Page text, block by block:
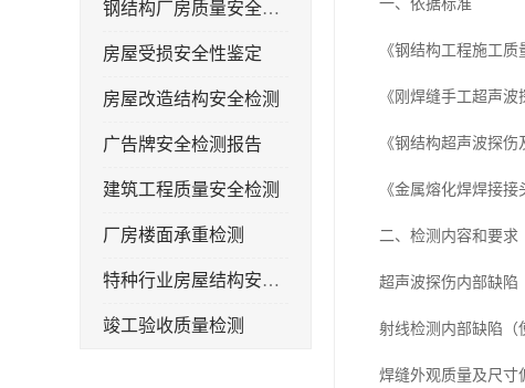
钢结构厂房质量安全检测
房屋受损安全性鉴定
房屋改造结构安全检测
广告牌安全检测报告
建筑工程质量安全检测
厂房楼面承重检测
特种行业房屋结构安全检测报告
竣工验收质量检测
一、依据标准
《钢结构工程施工质
《刚焊缝手工超声
《钢结构超声波探
《金属熔化焊焊接
二、检测内容和要求
超声波探伤内部缺陷
射线检测内部缺陷（
焊缝外观质量及尺寸